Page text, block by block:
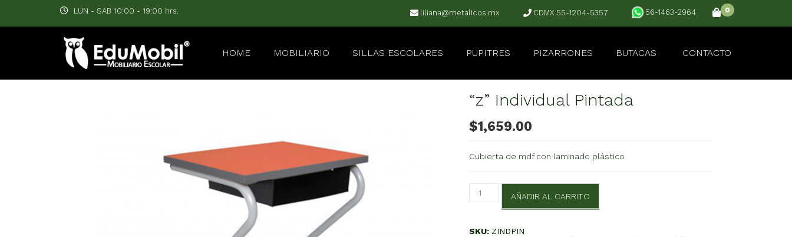
LUN - SAB 10:00 - 19:00 hrs. liliana@metalicos.mx CDMX 55-1204-5357 56-1463-2964 0
HOME MOBILIARIO SILLAS ESCOLARES PUPITRES PIZARRONES BUTACAS CONTACTO
“z” Individual Pintada
$1,659.00
Cubierta de mdf con laminado plástico
“z”
AÑADIR AL CARRITO
SKU: ZINDPIN